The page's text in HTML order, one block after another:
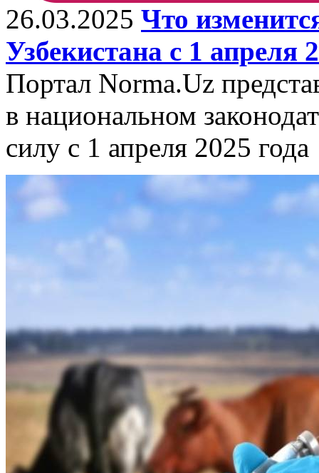
26.03.2025 Что
Узбекистана с 1 апреля
Портал Norma.Uz
в национальном
силу с 1 апреля 2025 года